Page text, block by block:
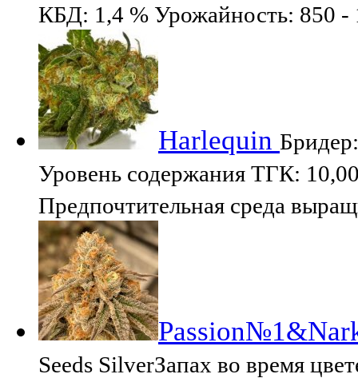
КБД: 1,4 % Урожайность: 850
Harlequin
Уровень содержания ТГК:
Предпочтительная среда
Seeds SilverЗапах во время